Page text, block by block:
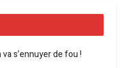
s’ennuyer de fou !